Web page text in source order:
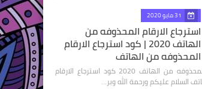
31 مايو 2020
استرجاع الارقام المحذوفه من
الهاتف 2020 | كود استرجاع الارقام
المحذوفه من الهاتف
استرجاع الارقام المحذوفه من الهاتف 2020 كود استرجاع الارقام
السلام عليكم ورحمة الله وبر…